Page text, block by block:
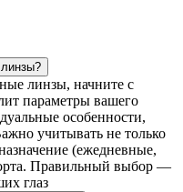
линзы, начните с
параметры вашего
особенности,
учитывать не только
(ежедневные,
Правильный выбор —
глаз